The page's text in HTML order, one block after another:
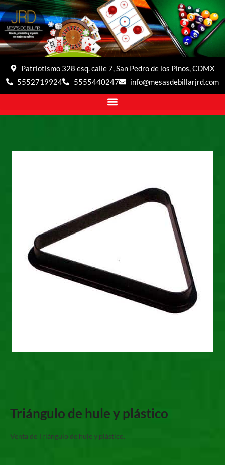
Patriotismo 328 esq. calle 7, San Pedro de los Pinos, CDMX
5552719924
5555440247 info@mesasdebillarjrd.com
Triángulo de hule y plástico
Venta de Triángulo de hule y plástico.